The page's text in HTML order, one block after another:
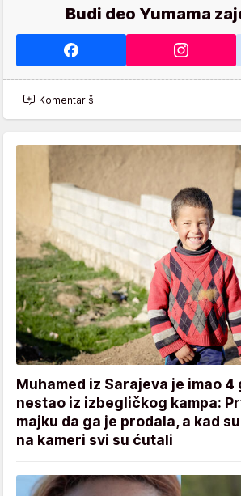
Budi deo Yumama
Komentariši
Muhamed iz Sarajeva je imao 4
nestao iz izbegličkog kampa:
majku da ga je prodala, a kad
na kameri svi su ćutali